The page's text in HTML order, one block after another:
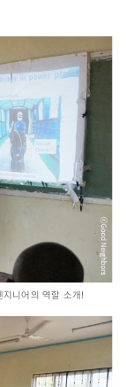
니어의 역할 소개!